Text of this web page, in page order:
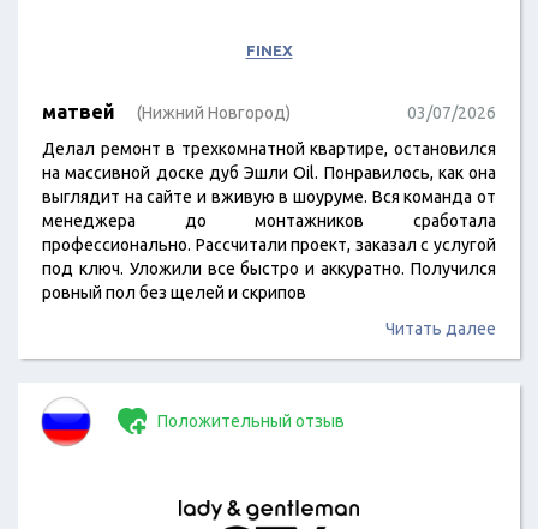
FINEX
матвей (Нижний Новгород)
03/07/2026
Делал ремонт в трехкомнатной квартире, остановился
на массивной доске дуб Эшли Oil. Понравилось, как она
выглядит на сайте и вживую в шоуруме. Вся команда от
менеджера до монтажников сработала
профессионально. Рассчитали проект, заказал с услугой
под ключ. Уложили все быстро и аккуратно. Получился
ровный пол без щелей и скрипов
Читать далее
Положительный отзыв